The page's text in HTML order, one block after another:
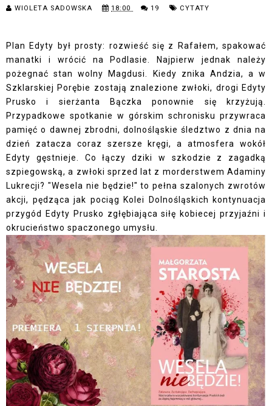
WIOLETA SADOWSKA 18:00 19 CYTATY
Plan Edyty był prosty: rozwieść się z Rafałem, spakować
manatki i wrócić na Podlasie. Najpierw jednak należy
pożegnać stan wolny Magdusi. Kiedy znika Andzia, a w
Szklarskiej Porębie zostają znalezione zwłoki, drogi Edyty
Prusko i sierżanta Bączka ponownie się krzyżują.
Przypadkowe spotkanie w górskim schronisku przywraca
pamięć o dawnej zbrodni, dolnośląskie śledztwo z dnia na
dzień zatacza coraz szersze kręgi, a atmosfera wokół
Edyty gęstnieje. Co łączy dziki w szkodzie z zagadką
szpiegowską, a zwłoki sprzed lat z morderstwem Adaminy
Lukrecji? "Wesela nie będzie!" to pełna szalonych zwrotów
akcji, pędząca jak pociąg Kolei Dolnośląskich kontynuacja
przygód Edyty Prusko zgłębiająca siłę kobiecej przyjaźni i
okrucieństwo spaczonego umysłu.